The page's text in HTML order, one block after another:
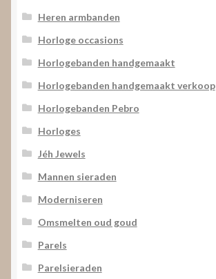
Heren armbanden
Horloge occasions
Horlogebanden handgemaakt
Horlogebanden handgemaakt verkoop
Horlogebanden Pebro
Horloges
Jéh Jewels
Mannen sieraden
Moderniseren
Omsmelten oud goud
Parels
Parelsieraden